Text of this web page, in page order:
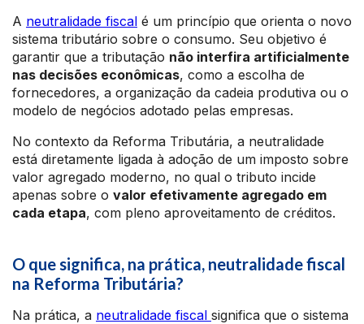
A neutralidade fiscal é um princípio que orienta o novo
sistema tributário sobre o consumo. Seu objetivo é
garantir que a tributação não interfira artificialmente
nas decisões econômicas, como a escolha de
fornecedores, a organização da cadeia produtiva ou o
modelo de negócios adotado pelas empresas.
No contexto da Reforma Tributária, a neutralidade
está diretamente ligada à adoção de um imposto sobre
valor agregado moderno, no qual o tributo incide
apenas sobre o valor efetivamente agregado em
cada etapa, com pleno aproveitamento de créditos.
O que significa, na prática, neutralidade fiscal
na Reforma Tributária?
Na prática, a neutralidade fiscal significa que o sistema